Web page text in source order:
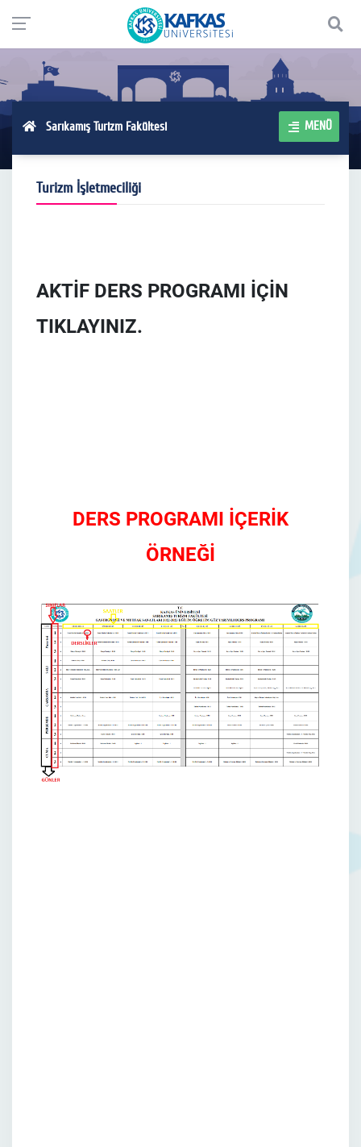
Sarıkamış Turizm Fakültesi MENÜ
Turizm İşletmeciliği
AKTİF DERS PROGRAMI İÇİN
TIKLAYINIZ.
DERS PROGRAMI İÇERİK
ÖRNEĞİ